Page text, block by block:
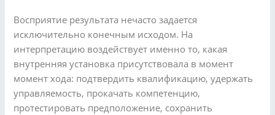
Восприятие результата нечасто задается
исключительно конечным исходом. На
интерпретацию воздействует именно то, какая
внутренняя установка присутствовала в момент
момент хода: подтвердить квалификацию, удержать
управляемость, прокачать компетенцию,
протестировать предположение, сохранить